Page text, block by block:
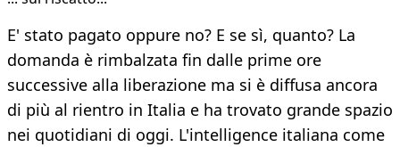
E' stato pagato oppure no? E se sì, quanto? La
domanda è rimbalzata fin dalle prime ore
successive alla liberazione ma si è diffusa ancora
di più al rientro in Italia e ha trovato grande spazio
nei quotidiani di oggi. L'intelligence italiana come